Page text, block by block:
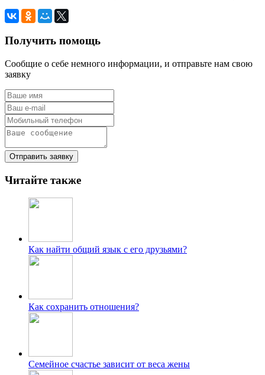
Получить помощь
Сообщие о себе немного информации, и отправьте нам свою
заявку
Отправить заявку
Читайте также
Как найти общий язык с его друзьями?
Как сохранить отношения?
Семейное счастье зависит от веса жены